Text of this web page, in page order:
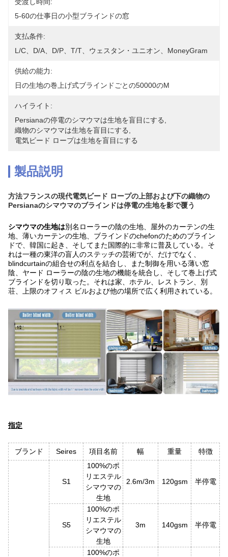
5-60の仕事日の小型ブラインドの窓
支払条件:
L/C、D/A、D/P、T/T、ウェスタン・ユニオン、MoneyGram
供給の能力:
日の生地の巻上げ式ブラインドごとの50000のm
ハイライト:
Persianaの停電のシマウマは生地を盲目にする
織物のシマウマは生地を盲目にする
電気ビード ロープは生地を盲目にする
製品説明
方法フランスの現代電気ビード ロープの上部および下の織物の
Persianaのシマウマのブラインドは停電の生地を影で覆う
シマウマの生地は別名ローラーの陰の生地、屋外のカーテンの生
地、薄いカーテンの生地、ブラインドのchefonのためのブライン
ドで
韓国に起き、そしてまた国際的に非常に普及している。そ
れは一種の東洋の盲人のステッチの芸術でが、だけでなく、
blindcurtainの組合せの利点を結合し、また制御を用いる薄い窓
陰、ヤード ローラーの陰の生地の機能を統合し、そして巻上げ式
ブラインドを切り取った。それは家、ホテル、レストラン、別
荘、上限のオフィス ビルおよび他の場所で広く利用されている。
指定
ブランド Seires 項目名前 幅 重量 特徴
S1
100%のポ
リエステル
シマウマの
生地
2.6m/3m 120gsm 半停電
S5
100%のポ
リエステル
シマウマの
生地
3m 140gsm 半停電
100%のポ